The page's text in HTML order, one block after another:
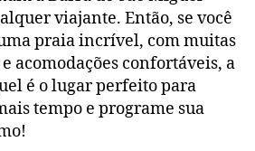
viajante. Então, se você
praia incrível, com muitas
acomodações confortáveis, a
é o lugar perfeito para
tempo e programe sua